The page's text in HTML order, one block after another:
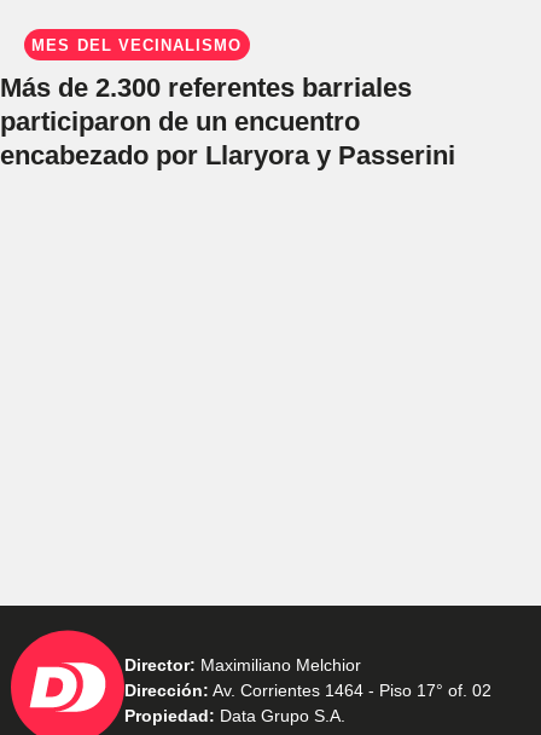
MES DEL VECINALISMO
Más de 2.300 referentes barriales
participaron de un encuentro
encabezado por Llaryora y Passerini
Director: Maximiliano Melchior
Dirección: Av. Corrientes 1464 - Piso 17° of. 02
Propiedad: Data Grupo S.A.